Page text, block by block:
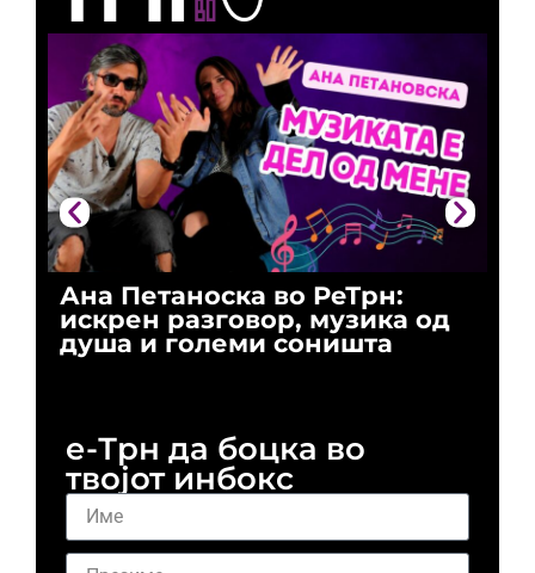
Ана Петаноска во РеТрн:
искрен разговор, музика од
душа и големи соништа
е-Трн да боцка во
твојот инбокс